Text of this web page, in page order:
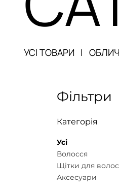
УСІ ТОВАРИ | ОБЛ
Фільтри
Категорія
Усі
Волосся
Щітки для
Аксесуари